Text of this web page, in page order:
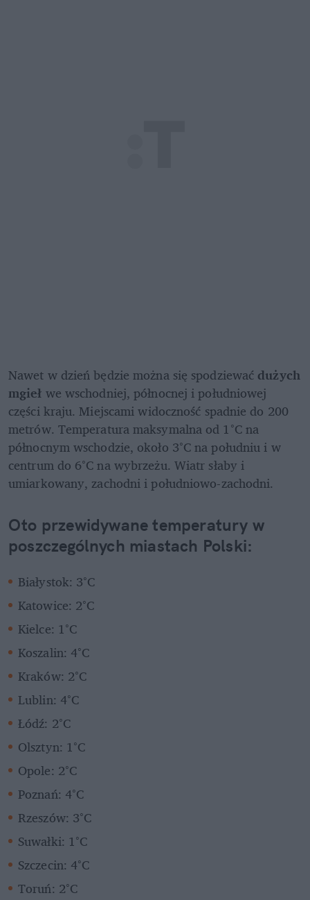
Nawet w dzień będzie można się spodziewać dużych
mgieł we wschodniej, północnej i południowej
części kraju. Miejscami widoczność spadnie do 200
metrów. Temperatura maksymalna od 1°C na
północnym wschodzie, około 3°C na południu i w
centrum do 6°C na wybrzeżu. Wiatr słaby i
umiarkowany, zachodni i południowo-zachodni.
Oto przewidywane temperatury w
poszczególnych miastach Polski:
Białystok: 3°C
Katowice: 2°C
Kielce: 1°C
Koszalin: 4°C
Kraków: 2°C
Lublin: 4°C
Łódź: 2°C
Olsztyn: 1°C
Opole: 2°C
Poznań: 4°C
Rzeszów: 3°C
Suwałki: 1°C
Szczecin: 4°C
Toruń: 2°C